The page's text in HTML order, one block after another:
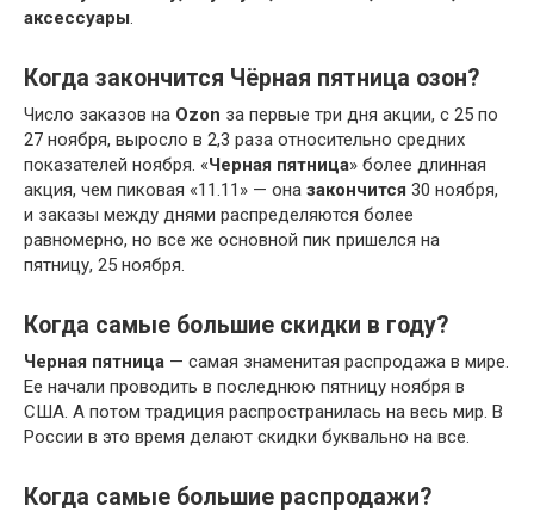
аксессуары.
Когда закончится Чёрная пятница озон?
Число заказов на Ozon за первые три дня акции, с 25 по
27 ноября, выросло в 2,3 раза относительно средних
показателей ноября. «Черная пятница» более длинная
акция, чем пиковая «11.11» — она закончится 30 ноября,
и заказы между днями распределяются более
равномерно, но все же основной пик пришелся на
пятницу, 25 ноября.
Когда самые большие скидки в году?
Черная пятница — самая знаменитая распродажа в мире.
Ее начали проводить в последнюю пятницу ноября в
США. А потом традиция распространилась на весь мир. В
России в это время делают скидки буквально на все.
Когда самые большие распродажи?